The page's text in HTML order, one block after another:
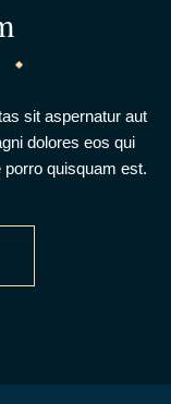
sit aspernatur aut
dolores eos qui
quisquam est.